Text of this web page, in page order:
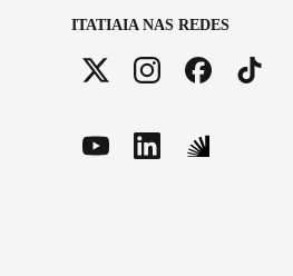
ITATIAIA NAS REDES